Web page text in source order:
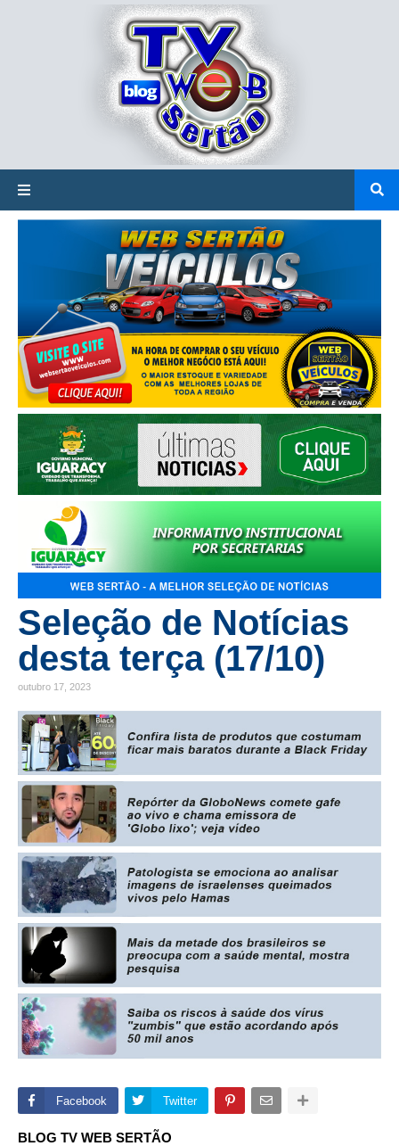
Seleção de Notícias
desta terça (17/10)
outubro 17, 2023
Facebook Twitter
BLOG TV WEB SERTÃO